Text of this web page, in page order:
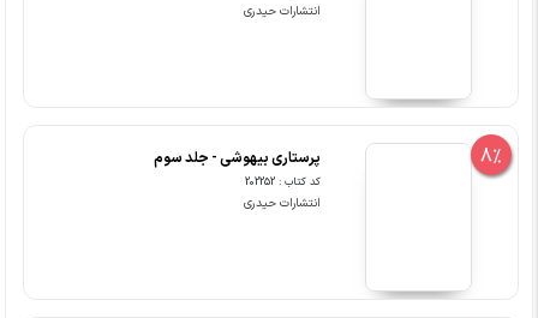
انتشارات حیدری
8% پرستاری بیهوشی - جلد سوم
کد کتاب : 202252
انتشارات حیدری